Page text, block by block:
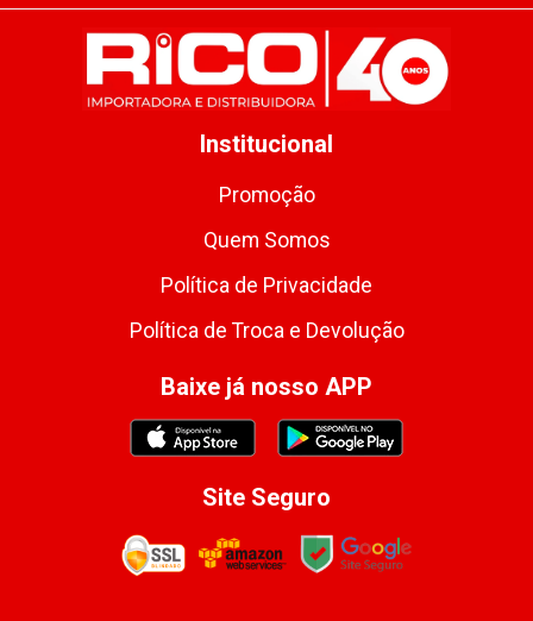
Institucional
Promoção
Quem Somos
Política de Privacidade
Política de Troca e Devolução
Baixe já nosso APP
Site Seguro